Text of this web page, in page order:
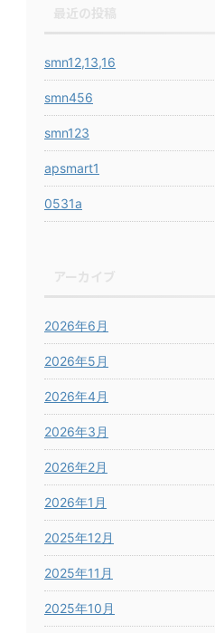
smn12,13,16
smn456
smn123
apsmart1
0531a
2026年6月
2026年5月
2026年4月
2026年3月
2026年2月
2026年1月
2025年12月
2025年11月
2025年10月